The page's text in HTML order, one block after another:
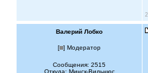
Валерий Лобко
[ ] Модератор
Сообщения: 2515
Откуда: Минск-Вильнюс